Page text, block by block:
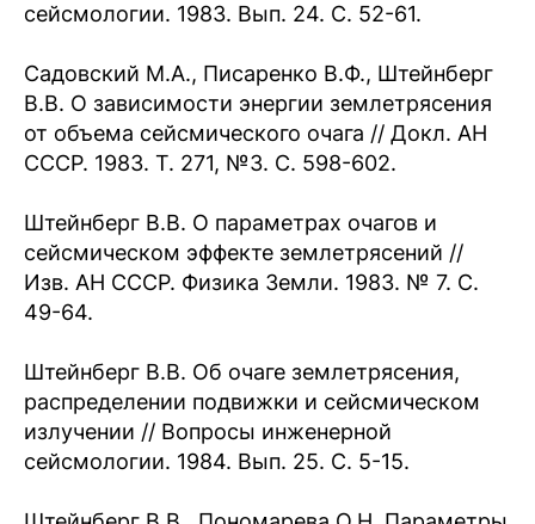
сейсмологии. 1983. Вып. 24. С. 52-61.
Садовский М.А., Писаренко В.Ф., Штейнберг
В.В. О зависимости энергии землетрясения
от объема сейсмического очага // Докл. АН
СССР. 1983. Т. 271, №3. С. 598-602.
Штейнберг В.В. О параметрах очагов и
сейсмическом эффекте землетрясений //
Изв. АН СССР. Физика Земли. 1983. № 7. С.
49-64.
Штейнберг В.В. Об очаге землетрясения,
распределении подвижки и сейсмическом
излучении // Вопросы инженерной
сейсмологии. 1984. Вып. 25. С. 5-15.